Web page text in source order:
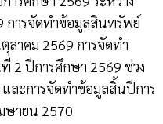
การจัดทำข้อมูลสินทรัพย์
ลาคม 2569 การจัดทำ
2 ปีการศึกษา 2569 ช่วง
ละการจัดทำข้อมูลสิ้นปีการ
ษายน 2570